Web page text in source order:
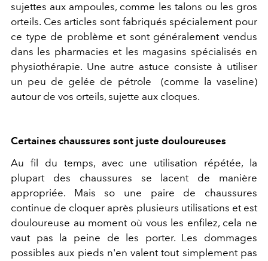
sujettes aux ampoules, comme les talons ou les gros
orteils. Ces articles sont fabriqués spécialement pour
ce type de problème et sont généralement vendus
dans les pharmacies et les magasins spécialisés en
physiothérapie. Une autre astuce consiste à utiliser
un peu de gelée de pétrole (comme la vaseline)
autour de vos orteils, sujette aux cloques.
Certaines chaussures sont juste douloureuses
Au fil du temps, avec une utilisation répétée, la
plupart des chaussures se lacent de manière
appropriée. Mais so une paire de chaussures
continue de cloquer après plusieurs utilisations et est
douloureuse au moment où vous les enfilez, cela ne
vaut pas la peine de les porter. Les dommages
possibles aux pieds n'en valent tout simplement pas